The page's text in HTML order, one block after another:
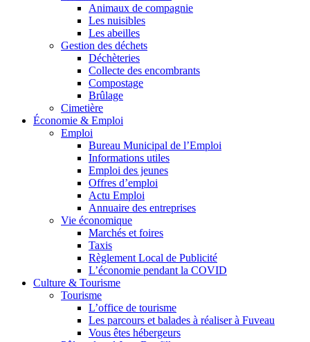
Animaux de compagnie
Les nuisibles
Les abeilles
Gestion des déchets
Déchèteries
Collecte des encombrants
Compostage
Brûlage
Cimetière
Économie & Emploi
Emploi
Bureau Municipal de l’Emploi
Informations utiles
Emploi des jeunes
Offres d’emploi
Actu Emploi
Annuaire des entreprises
Vie économique
Marchés et foires
Taxis
Règlement Local de Publicité
L’économie pendant la COVID
Culture & Tourisme
Tourisme
L’office de tourisme
Les parcours et balades à réaliser à Fuveau
Vous êtes hébergeurs